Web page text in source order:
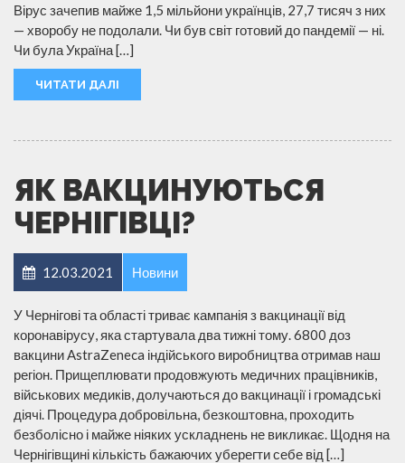
Вірус зачепив майже 1,5 мільйони українців, 27,7 тисяч з них
— хворобу не подолали. Чи був світ готовий до пандемії — ні.
Чи була Україна […]
ЧИТАТИ ДАЛІ
ЯК ВАКЦИНУЮТЬСЯ
ЧЕРНІГІВЦІ?
12.03.2021 Новини
У Чернігові та області триває кампанія з вакцинації від
коронавірусу, яка стартувала два тижні тому. 6800 доз
вакцини AstraZeneca індійського виробництва отримав наш
регіон. Прищеплювати продовжують медичних працівників,
військових медиків, долучаються до вакцинації і громадські
діячі. Процедура добровільна, безкоштовна, проходить
безболісно і майже ніяких ускладнень не викликає. Щодня на
Чернігівщині кількість бажаючих уберегти себе від […]